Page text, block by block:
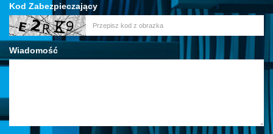
Kod Zabezpieczający
Wiadomość